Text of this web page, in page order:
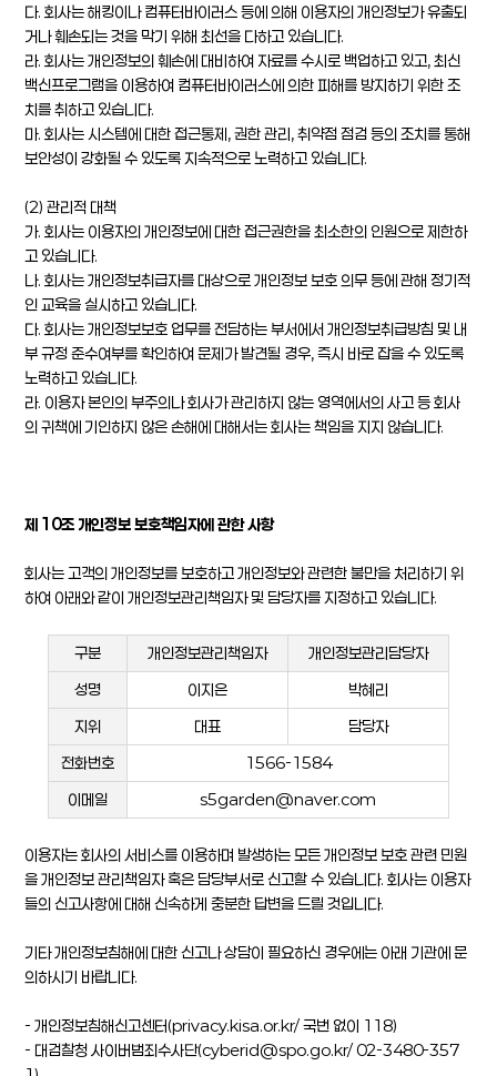
다. 회사는 해킹이나 컴퓨터바이러스 등에 의해 이용자의 개인정보가 유출되
거나 훼손되는 것을 막기 위해 최선을 다하고 있습니다.
라. 회사는 개인정보의 훼손에 대비하여 자료를 수시로 백업하고 있고, 최신
백신프로그램을 이용하여 컴퓨터바이러스에 의한 피해를 방지하기 위한 조
치를 취하고 있습니다.
마. 회사는 시스템에 대한 접근통제, 권한 관리, 취약점 점검 등의 조치를 통해
보안성이 강화될 수 있도록 지속적으로 노력하고 있습니다.
(2) 관리적 대책
가. 회사는 이용자의 개인정보에 대한 접근권한을 최소한의 인원으로 제한하
고 있습니다.
나. 회사는 개인정보취급자를 대상으로 개인정보 보호 의무 등에 관해 정기적
인 교육을 실시하고 있습니다.
다. 회사는 개인정보보호 업무를 전담하는 부서에서 개인정보취급방침 및 내
부 규정 준수여부를 확인하여 문제가 발견될 경우, 즉시 바로 잡을 수 있도록
노력하고 있습니다.
라. 이용자 본인의 부주의나 회사가 관리하지 않는 영역에서의 사고 등 회사
의 귀책에 기인하지 않은 손해에 대해서는 회사는 책임을 지지 않습니다.
제 10조 개인정보 보호책임자에 관한 사항
회사는 고객의 개인정보를 보호하고 개인정보와 관련한 불만을 처리하기 위
하여 아래와 같이 개인정보관리책임자 및 담당자를 지정하고 있습니다.
구분 개인정보관리책임자
개인정보관리담당자
성명
이지은
박혜리
지위
대표
담당자
전화번호
1566-1584
이메일
s5garden@naver.com
이용자는 회사의 서비스를 이용하며 발생하는 모든 개인정보 보호 관련 민원
을 개인정보 관리책임자 혹은 담당부서로 신고할 수 있습니다. 회사는 이용자
들의 신고사항에 대해 신속하게 충분한 답변을 드릴 것입니다.
기타 개인정보침해에 대한 신고나 상담이 필요하신 경우에는 아래 기관에 문
의하시기 바랍니다.
- 개인정보침해신고센터(privacy.kisa.or.kr/ 국번 없이 118)
- 대검찰청 사이버범죄수사단(cyberid@spo.go.kr/ 02-3480-357